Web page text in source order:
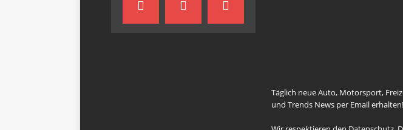
Täglich neue Auto, Motorsport,
und Trends News per Email erhalten!